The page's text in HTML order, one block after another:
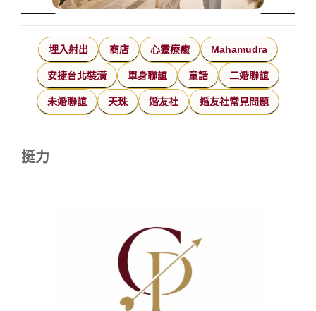
埋入射出 商店 心靈療癒 Mahamudra
安捷台北裝潢 單身聯誼 童話 二婚聯誼
未婚聯誼 天珠 婚友社 婚友社常見問題
挺力